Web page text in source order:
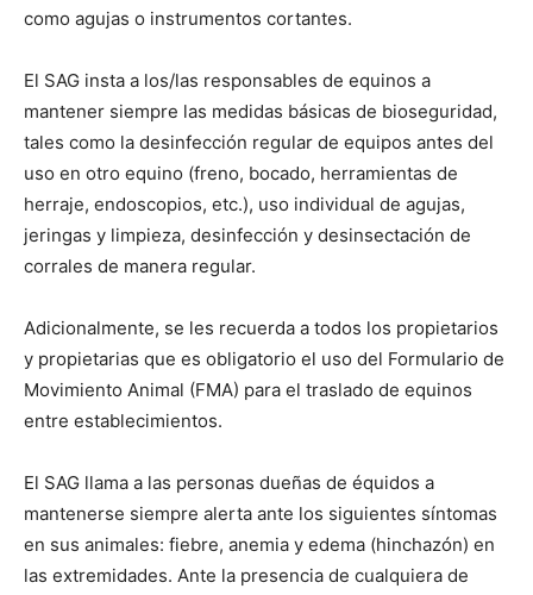
como agujas o instrumentos cortantes.
El SAG insta a los/las responsables de equinos a
mantener siempre las medidas básicas de bioseguridad,
tales como la desinfección regular de equipos antes del
uso en otro equino (freno, bocado, herramientas de
herraje, endoscopios, etc.), uso individual de agujas,
jeringas y limpieza, desinfección y desinsectación de
corrales de manera regular.
Adicionalmente, se les recuerda a todos los propietarios
y propietarias que es obligatorio el uso del Formulario de
Movimiento Animal (FMA) para el traslado de equinos
entre establecimientos.
El SAG llama a las personas dueñas de équidos a
mantenerse siempre alerta ante los siguientes síntomas
en sus animales: fiebre, anemia y edema (hinchazón) en
las extremidades. Ante la presencia de cualquiera de